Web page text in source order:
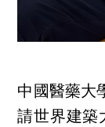
中國醫藥大
請世界建築